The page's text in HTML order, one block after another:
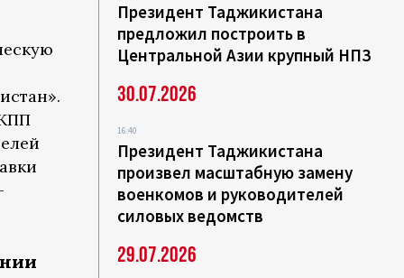
Президент Таджикистана
предложил построить в
Центральной Азии крупный НПЗ
30.07.2026
16:40
Президент Таджикистана
произвел масштабную замену
военкомов и руководителей
силовых ведомств
29.07.2026